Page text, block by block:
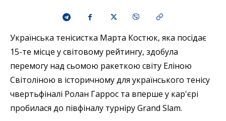
Українська тенісистка Марта Костюк, яка посідає
15-те місце у світовому рейтингу, здобула
перемогу над сьомою ракеткою світу Еліною
Світоліною в історичному для українського тенісу
чвертьфіналі Ролан Гаррос та вперше у кар'єрі
пробилася до півфіналу турніру Grand Slam.